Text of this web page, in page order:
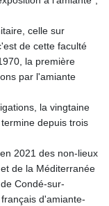
HTG 150.917301
HUF 365.417829
IDR
20663.399096
IMP 0.855822
INR 109.88556
1512.132406
IRR
1584001.909458
ISK 142.401223
celle sur
de cette faculté
la première
par l'amiante
la vingtaine
depuis trois
2021 des non-lieux
de la Méditerranée
Condé-sur-
d'amiante-